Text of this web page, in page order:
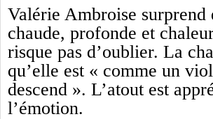
Valérie Ambroise surprend
chaude, profonde et
risque pas d’oublier. La
qu’elle est « comme un
descend ». L’atout est
l’émotion.